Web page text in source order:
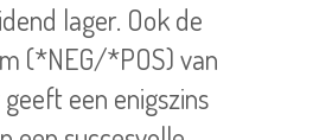
lager. Ook de
(*NEG/*POS) van
een enigszins